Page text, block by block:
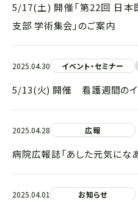
5/17(土) 開催「第22回 日本
支部 学術集会」のご案内
2025.04.30 イベント・セミナー
5/13(火) 開催 看護週間のイ
2025.04.28 広報
病院広報誌「あした元気にな
2025.04.01 お知らせ